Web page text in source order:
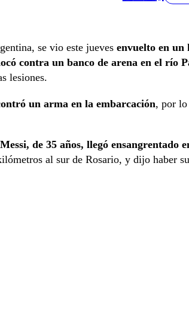
se vio este jueves envuelto en un
contra un banco de arena en el río
lesiones.
un arma en la embarcación, por lo
de 35 años, llegó ensangrentado
al sur de Rosario, y dijo haber